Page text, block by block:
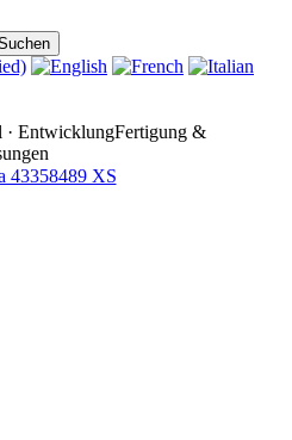
· EntwicklungFertigung &